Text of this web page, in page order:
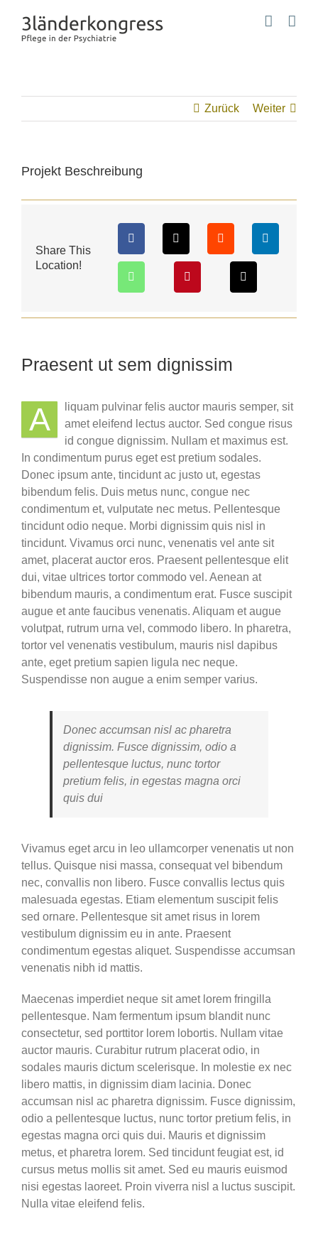
Inhalt
springen
Zurück Weiter
Projekt Beschreibung
Share This
Location!
Praesent ut sem dignissim
A
liquam pulvinar felis auctor mauris semper, sit
amet eleifend lectus auctor. Sed congue risus
id congue dignissim. Nullam et maximus est.
In condimentum purus eget est pretium sodales.
Donec ipsum ante, tincidunt ac justo ut, egestas
bibendum felis. Duis metus nunc, congue nec
condimentum et, vulputate nec metus. Pellentesque
tincidunt odio neque. Morbi dignissim quis nisl in
tincidunt. Vivamus orci nunc, venenatis vel ante sit
amet, placerat auctor eros. Praesent pellentesque elit
dui, vitae ultrices tortor commodo vel. Aenean at
bibendum mauris, a condimentum erat. Fusce suscipit
augue et ante faucibus venenatis. Aliquam et augue
volutpat, rutrum urna vel, commodo libero. In pharetra,
tortor vel venenatis vestibulum, mauris nisl dapibus
ante, eget pretium sapien ligula nec neque.
Suspendisse non augue a enim semper varius.
Donec accumsan nisl ac pharetra
dignissim. Fusce dignissim, odio a
pellentesque luctus, nunc tortor
pretium felis, in egestas magna orci
quis dui
Vivamus eget arcu in leo ullamcorper venenatis ut non
tellus. Quisque nisi massa, consequat vel bibendum
nec, convallis non libero. Fusce convallis lectus quis
malesuada egestas. Etiam elementum suscipit felis
sed ornare. Pellentesque sit amet risus in lorem
vestibulum dignissim eu in ante. Praesent
condimentum egestas aliquet. Suspendisse accumsan
venenatis nibh id mattis.
Maecenas imperdiet neque sit amet lorem fringilla
pellentesque. Nam fermentum ipsum blandit nunc
consectetur, sed porttitor lorem lobortis. Nullam vitae
auctor mauris. Curabitur rutrum placerat odio, in
sodales mauris dictum scelerisque. In molestie ex nec
libero mattis, in dignissim diam lacinia. Donec
accumsan nisl ac pharetra dignissim. Fusce dignissim,
odio a pellentesque luctus, nunc tortor pretium felis, in
egestas magna orci quis dui. Mauris et dignissim
metus, et pharetra lorem. Sed tincidunt feugiat est, id
cursus metus mollis sit amet. Sed eu mauris euismod
nisi egestas laoreet. Proin viverra nisl a luctus suscipit.
Nulla vitae eleifend felis.